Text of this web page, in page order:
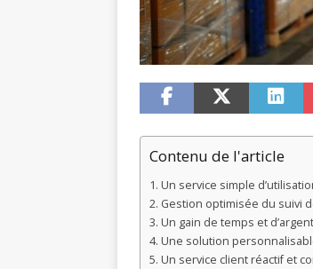
Contenu de l'article
Un service simple
Gestion optimisée du suivi
Un gain de temps et
Une solution
Un service client réactif et